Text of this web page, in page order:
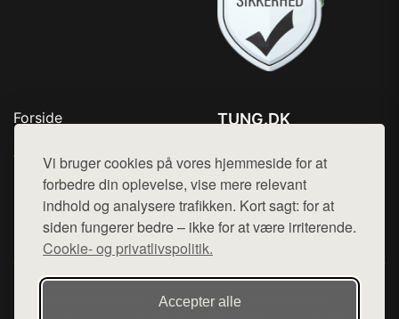
Vi bruger cookies på vores hjemmeside for at
forbedre din oplevelse, vise mere relevant
indhold og analysere trafikken. Kort sagt: for at
siden fungerer bedre – ikke for at være irriterende.
Cookie- og privatlivspolitik.
Accepter alle
Forside
Top Rabatter
Kontakt
TUNG.DK
Mail: hej@want.dk
Cookie- og privatlivspolitik
Denne side er en del af want.dk, der udgiver en række